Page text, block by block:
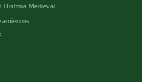
Historia Medieval